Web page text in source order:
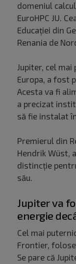
domeniul
EuroHPC JU.
Educaţiei din
Renania de
Jupiter, cel
Europa, a fost
Acesta va fi
a precizat
să fie instalat
Premierul din
Hendrik Wüst,
distincţie
său.
Jupiter va
energie
Cel mai
Frontier,
Se pare că